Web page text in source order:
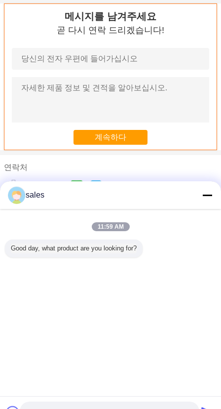
메시지를 남겨주세요
곧 다시 연락 드리겠습니다!
연락처
Ms. Sophia
전화 :
투명한 1ml와 브라운 붕규산염 관 실 입 유리 작은 유리병
2ml 3ml는 또는 브라운 붕규산 유리 병을 실을 꿰었습니다
sales
11:59 AM
Good day, what product are you looking for?